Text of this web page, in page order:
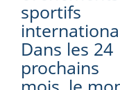
sportifs
Dans les 24
prochains